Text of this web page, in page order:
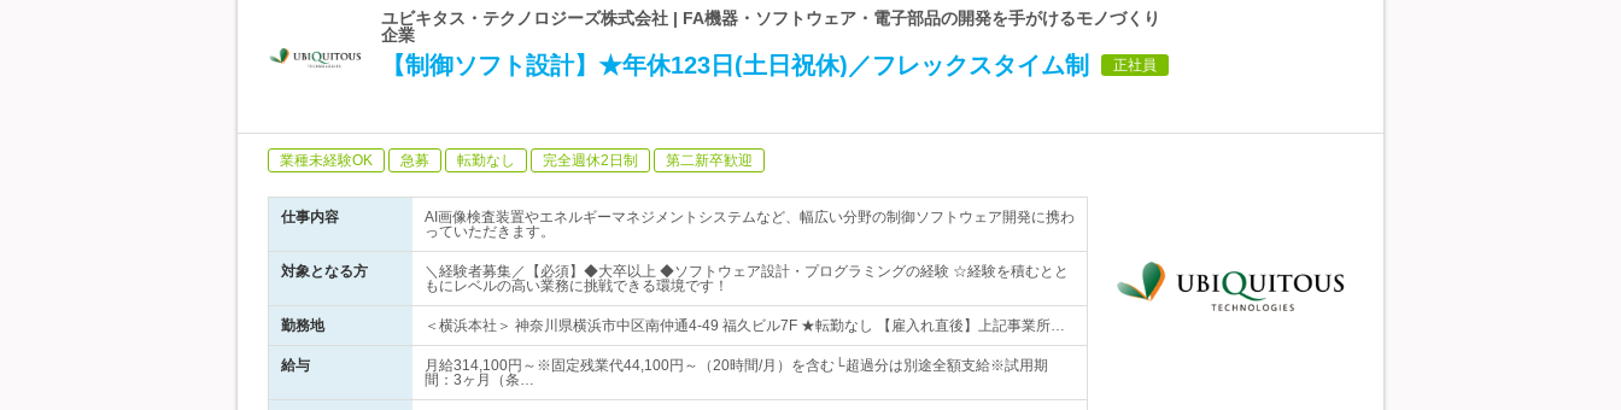
ユビキタス・テクノロジーズ株式会社 | FA機器・ソフトウェア・電子部品の開発を手がけるモノづくり
企業
【制御ソフト設計】★年休123日(土日祝休)／フレックスタイム制 正社員
業種未経験OK 急募 転勤なし 完全週休2日制 第二新卒歓迎
仕事内容
AI画像検査装置やエネルギーマネジメントシステムなど、幅広い分野の制御ソフトウェア開発に携わ
っていただきます。
対象となる方
＼経験者募集／【必須】◆大卒以上 ◆ソフトウェア設計・プログラミングの経験 ☆経験を積むとと
もにレベルの高い業務に挑戦できる環境です！
勤務地 ＜横浜本社＞ 神奈川県横浜市中区南仲通4-49 福久ビル7F ★転勤なし 【雇入れ直後】上記事業所…
給与
月給314,100円～※固定残業代44,100円～（20時間/月）を含む└超過分は別途全額支給※試用期
間：3ヶ月（条…